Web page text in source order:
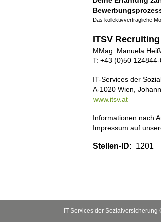
Das kollektivvertragliche
ITSV Recruiting
MMag. Manuela Heiß
T: +43 (0)50 124844-
IT-Services der
A-1020 Wien,
www.itsv.at
Informationen nach
Impressum auf
Stellen-ID: 1201
IT-Services der Sozialversicherung